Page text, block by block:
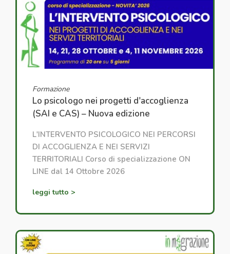
Formazione
Lo psicologo nei progetti d'accoglienza
(SAI e CAS) – Nuova edizione
L'INTERVENTO PSICOLOGICO NEI PERCORSI
DI ACCOGLIENZA E NEI SERVIZI
TERRITORIALI Corso di specializzazione ON
LINE dal 14 Ottobre 2026
leggi tutto >